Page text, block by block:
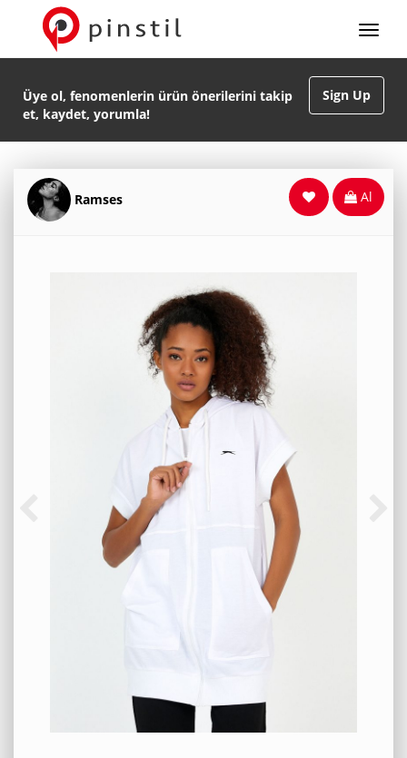
Sign Up
Üye ol, fenomenlerin ürün önerilerini takip
et, kaydet, yorumla!
Ramses Al